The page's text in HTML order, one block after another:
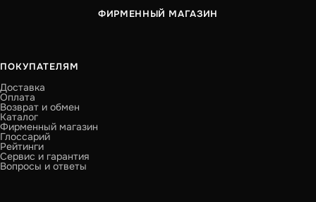
ФИРМЕННЫЙ МАГАЗИН
ПОКУПАТЕЛЯМ
Доставка
Оплата
Возврат и обмен
Каталог
Фирменный магазин
Глоссарий
Рейтинги
Сервис и гарантия
Вопросы и ответы